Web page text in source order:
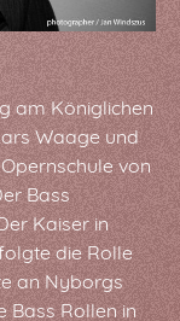
am Königlichen
Waage und
von
Bass
Kaiser in
die Rolle
an Nyborgs
Bass Rollen in